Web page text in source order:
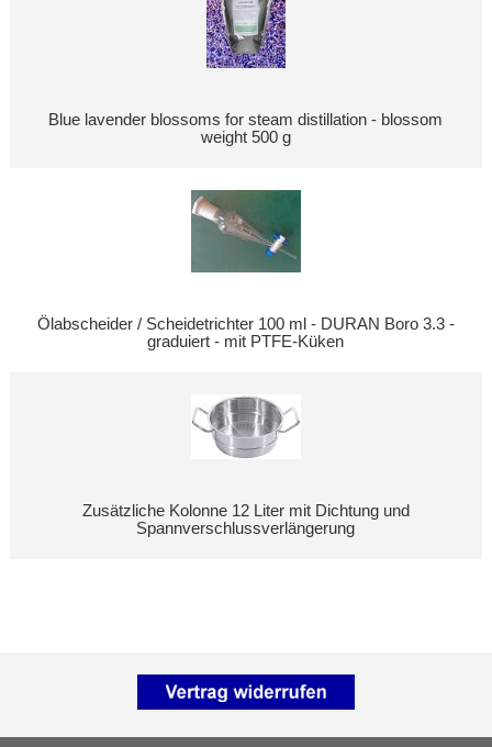
Blue lavender blossoms for steam distillation - blossom
weight 500 g
Ölabscheider / Scheidetrichter 100 ml - DURAN Boro 3.3 -
graduiert - mit PTFE-Küken
Zusätzliche Kolonne 12 Liter mit Dichtung und
Spannverschlussverlängerung